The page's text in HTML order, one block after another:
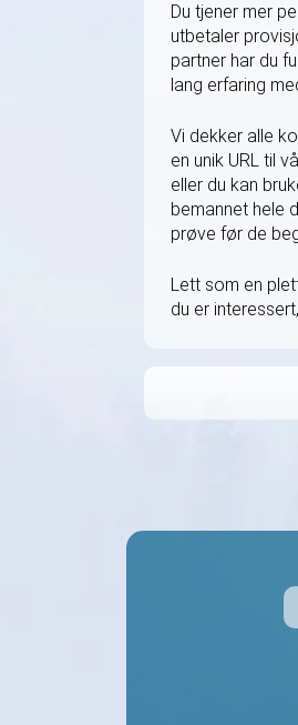
Du tjener mer
utbetaler
partner har du
lang erfaring
Vi dekker alle
en unik URL til
eller du kan
bemannet hele
prøve før de
Lett som en
du er